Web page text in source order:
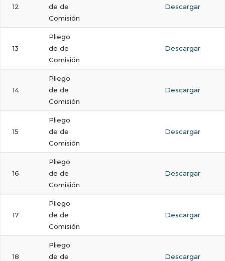
12
de de
Comisión
Descargar
13
Pliego
de de
Comisión
Descargar
14
Pliego
de de
Comisión
Descargar
15
Pliego
de de
Comisión
Descargar
16
Pliego
de de
Comisión
Descargar
17
Pliego
de de
Comisión
Descargar
18
Pliego
de de
Descargar